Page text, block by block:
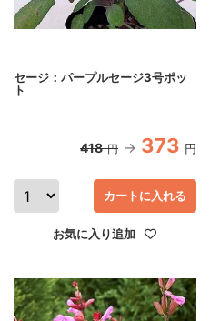
セージ：パープルセージ3号ポッ
ト
418 円 373 円
カートに入れる
お気に入り追加